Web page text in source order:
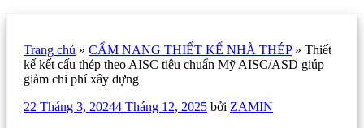
Trang chủ » CẨM NANG THIẾT KẾ NHÀ THÉP» Thiết
kế kết cấu thép theo AISC tiêu chuẩn Mỹ AISC/ASD giúp
giảm chi phí xây dựng
Đăng
22 Tháng 3, 20244 Tháng 12, 2025 bởi ZAMIN